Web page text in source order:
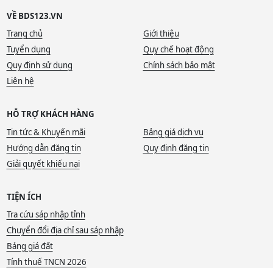
VỀ BDS123.VN
Trang chủ
Giới thiệu
Tuyển dụng
Quy chế hoạt động
Quy định sử dụng
Chính sách bảo mật
Liên hệ
HỖ TRỢ KHÁCH HÀNG
Tin tức & Khuyến mãi
Bảng giá dịch vụ
Hướng dẫn đăng tin
Quy định đăng tin
Giải quyết khiếu nại
TIỆN ÍCH
Tra cứu sáp nhập tỉnh
Chuyển đổi địa chỉ sau sáp nhập
Bảng giá đất
Tính thuế TNCN 2026